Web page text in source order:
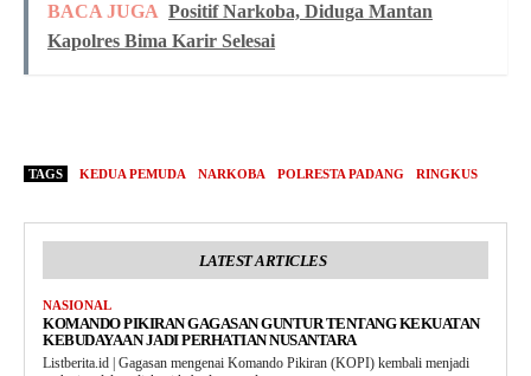
BACA JUGA Positif Narkoba, Diduga Mantan
Kapolres Bima Karir Selesai
TAGS KEDUA PEMUDA NARKOBA POLRESTA PADANG RINGKUS
LATEST ARTICLES
NASIONAL
KOMANDO PIKIRAN GAGASAN GUNTUR TENTANG KEKUATAN
KEBUDAYAAN JADI PERHATIAN NUSANTARA
Listberita.id | Gagasan mengenai Komando Pikiran (KOPI) kembali menjadi